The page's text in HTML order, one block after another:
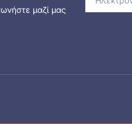
μαζί μας